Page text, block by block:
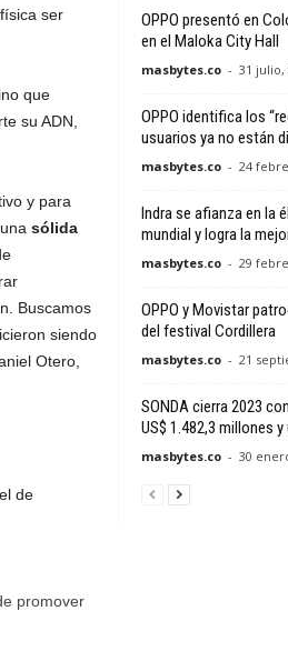
ser
que
su ADN,
y para
sólida
Buscamos
siendo
Otero,
de
promover
OPPO presentó en
en el Maloka City Hall
masbytes.co - 31 julio,
OPPO identifica los
usuarios ya no están
masbytes.co - 24
Indra se afianza en la
mundial y logra la
masbytes.co - 29
OPPO y Movistar
del festival Cordillera
masbytes.co - 21
SONDA cierra 2023
US$ 1.482,3 millones
masbytes.co - 30